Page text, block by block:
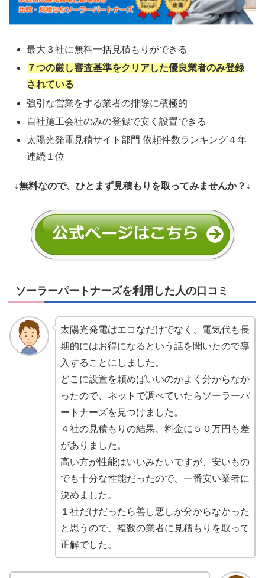
最大３社に無料一括見積もりができる
７つの厳し審査基準をクリアした優良業者のみ登録
されている
強引な営業をする業者の排除に積極的
自社施工会社のみの登録で安く設置できる
太陽光発電見積サイト部門 依頼件数ランキング４年
連続１位
↓無料なので、ひとまず見積もりを取ってみませんか？↓
ソーラーパートナーズを利用した人の口コミ
太陽光発電はエコなだけでなく、電気代も長
期的にはお得になるという話を聞いたので導
入することにしました。
どこに設置を頼めばいいのかよく分からなか
ったので、ネットで調べていたらソーラーパ
ートナーズを見つけました。
４社の見積もりの結果、料金に５０万円も差
がありました。
高い方が性能はいいみたいですが、安いもの
でも十分な性能だったので、一番安い業者に
決めました。
１社だけだったら善し悪しが分からなかった
と思うので、複数の業者に見積もりを取って
正解でした。